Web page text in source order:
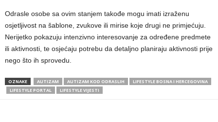
Odrasle osobe sa ovim stanjem takođe mogu imati izraženu
osjetljivost na šablone, zvukove ili mirise koje drugi ne primjećuju.
Nerijetko pokazuju intenzivno interesovanje za određene predmete
ili aktivnosti, te osjećaju potrebu da detaljno planiraju aktivnosti prije
nego što ih sprovedu.
OZNAKE AUTIZAM AUTIZAM KOD ODRASLIH
LIFESTYLE BOSNA I HERCEGOVINA
LIFESTYLE PORTAL
LIFESTYLE VIJESTI